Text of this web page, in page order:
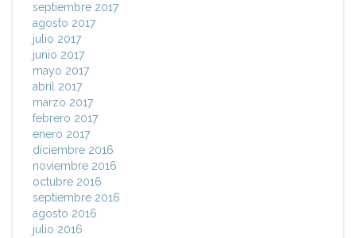
septiembre 2017
agosto 2017
julio 2017
junio 2017
mayo 2017
abril 2017
marzo 2017
febrero 2017
enero 2017
diciembre 2016
noviembre 2016
octubre 2016
septiembre 2016
agosto 2016
julio 2016